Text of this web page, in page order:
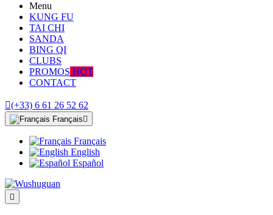
Menu
KUNG FU
TAI CHI
SANDA
BING QI
CLUBS
PROMOS HOT
CONTACT
(+33) 6 61 26 52 62
Français 
Français
English
Español
